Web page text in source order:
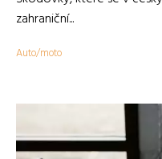
zahraniční...
Auto/moto